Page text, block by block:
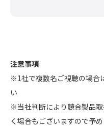
注意事項
※1社で複数名ご視聴の場合
い
※当社判断により競合製品
く場合もございますので予